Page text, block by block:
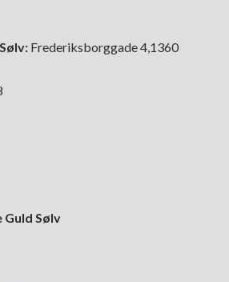
Frederiksborggade 4,1360
Guld Sølv